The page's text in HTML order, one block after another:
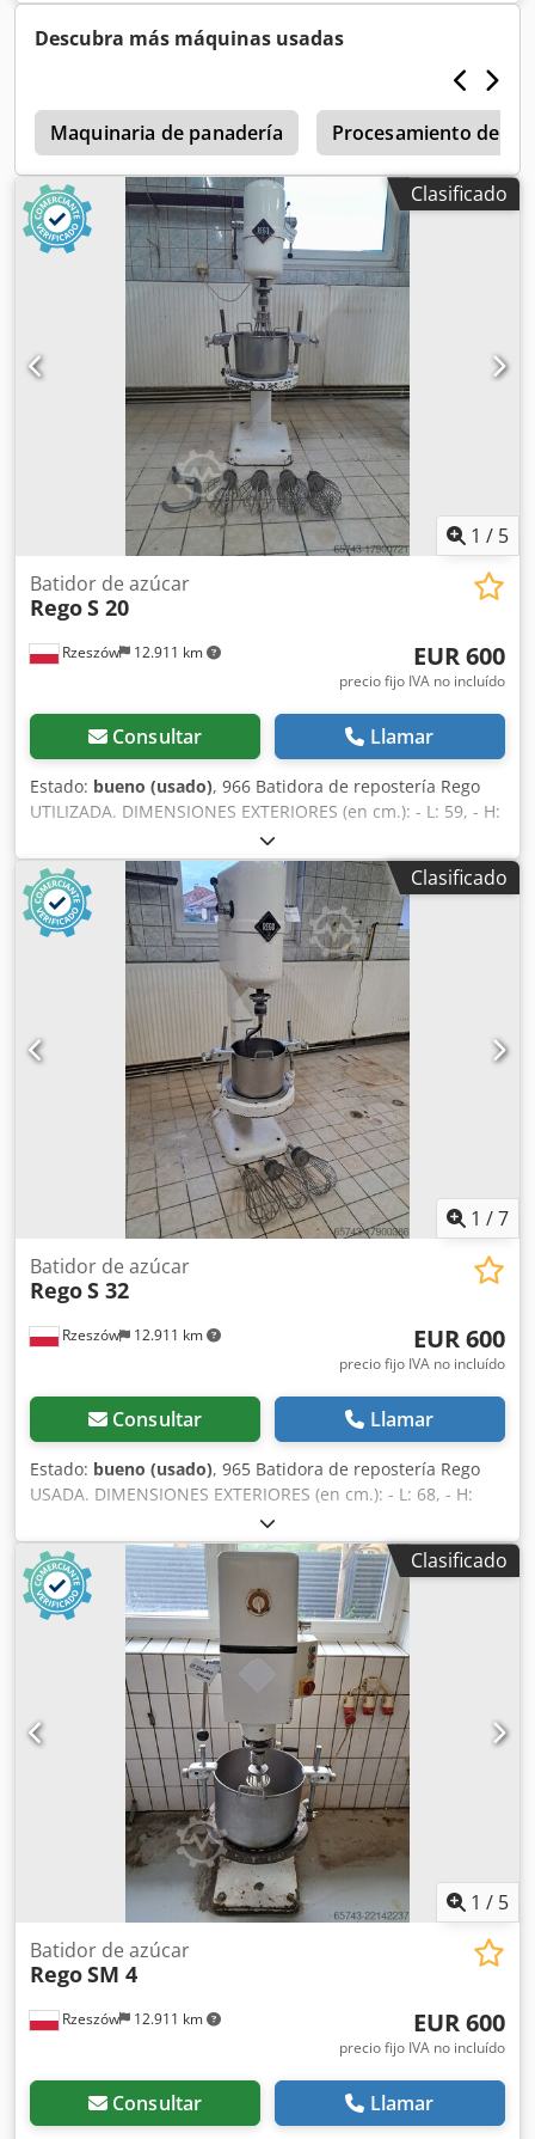
Descubra más máquinas usadas
Maquinaria de panadería Procesamiento de
Clasificado
1 / 5
Rzeszów 12.911 km
Batidor de azúcar
RegoS 20
EUR 600
precio fijo IVA no incluído
Consultar Llamar
Estado: bueno (usado), 966 Batidora de repostería Rego
UTILIZADA. DIMENSIONES EXTERIORES (en cm.): - L: 59, - H:
155, - ancho: 63. Chsdpfx Acjvclgvoboa La máquina, lista
para ver, se encuentra en nuestro almacén (36-068
Bachórz, Polonia). Opciones de pago disponibles:
reacondicionamiento / transporte / instalación / puesta en
marcha. El precio indicado es neto. HABLAMOS INGLÉS,
ALEMÁN, FRANCÉS, RUSO, UCRANIANO.
Clasificado
1 /7
Rzeszów 12.911 km
Batidor de azúcar
RegoS 32
EUR 600
precio fijo IVA no incluído
Consultar Llamar
Estado: bueno (usado), 965 Batidora de repostería Rego
USADA. DIMENSIONES EXTERIORES (en cm.): - L: 68, - H:
167, - ancho: 64. La máquina, lista para ver, se encuentra
en nuestro almacén (36-068 Bachórz, Polonia). Opciones de
pago disponibles: reacondicionamiento / transporte /
instalación / puesta en marcha. El precio indicado es neto.
HABLAMOS INGLÉS, ALEMÁN, FRANCÉS, RUSO,
UCRANIANO. Cedpfxovck Nce Acboha
Clasificado
1 / 5
Rzeszów 12.911 km
Batidor de azúcar
RegoSM 4
EUR 600
precio fijo IVA no incluído
Consultar Llamar